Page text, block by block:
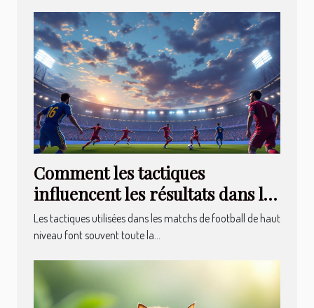
Comment les tactiques
influencent les résultats dans les
matchs de football de haut
niveau ?
Les tactiques utilisées dans les matchs de football de haut
niveau font souvent toute la...